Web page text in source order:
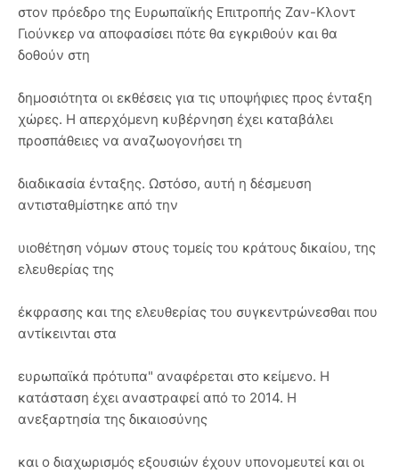
στον πρόεδρο της Ευρωπαϊκής Επιτροπής Ζαν-Κλοντ
Γιούνκερ να αποφασίσει πότε θα εγκριθούν και θα
δοθούν στη
δημοσιότητα οι εκθέσεις για τις υποψήφιες προς ένταξη
χώρες. Η απερχόμενη κυβέρνηση έχει καταβάλει
προσπάθειες να αναζωογονήσει τη
διαδικασία ένταξης. Ωστόσο, αυτή η δέσμευση
αντισταθμίστηκε από την
υιοθέτηση νόμων στους τομείς του κράτους δικαίου, της
ελευθερίας της
έκφρασης και της ελευθερίας του συγκεντρώνεσθαι που
αντίκεινται στα
ευρωπαϊκά πρότυπα" αναφέρεται στο κείμενο. Η
κατάσταση έχει αναστραφεί από το 2014. Η
ανεξαρτησία της δικαιοσύνης
και ο διαχωρισμός εξουσιών έχουν υπονομευτεί και οι